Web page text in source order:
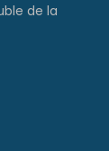
de la